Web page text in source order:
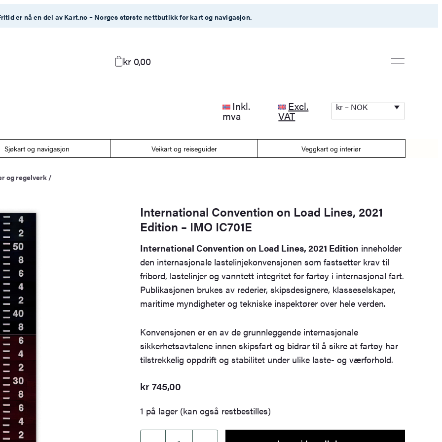
er nå en del av Kart.no – Norges største nettbutikk for kart og navigasjon.
kr 0,00
Inkl.
mva
Excl.
VAT
kr – NOK
Sjøkart og navigasjon Veikart og reiseguider Veggkart og interiør
og regelverk /
International Convention on Load Lines, 2021
Edition – IMO IC701E
International Convention on Load Lines, 2021 Edition inneholder
den internasjonale lastelinjekonvensjonen som fastsetter krav til
fribord, lastelinjer og vanntett integritet for fartøy i internasjonal fart.
Publikasjonen brukes av rederier, skipsdesignere, klasseselskaper,
maritime myndigheter og tekniske inspektører over hele verden.
Konvensjonen er en av de grunnleggende internasjonale
sikkerhetsavtalene innen skipsfart og bidrar til å sikre at fartøy har
tilstrekkelig oppdrift og stabilitet under ulike laste- og værforhold.
kr745,00
1 på lager (kan også restbestilles)